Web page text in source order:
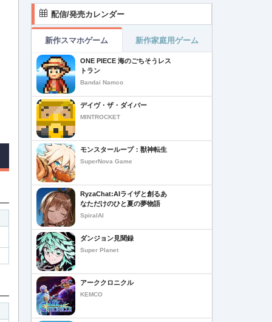
配信/発売カレンダー
新作スマホゲーム 新作家庭用ゲーム
ONE PIECE 海のごちそうレス
トラン
Bandai Namco
デイヴ・ザ・ダイバー
MINTROCKET
モンスターループ：獣神転生
SuperNova Game
RyzaChat:AIライザと創るあ
なただけのひと夏の夢物語
SpiralAI
ダンジョン見聞録
Super Planet
アーククロニクル
KEMCO